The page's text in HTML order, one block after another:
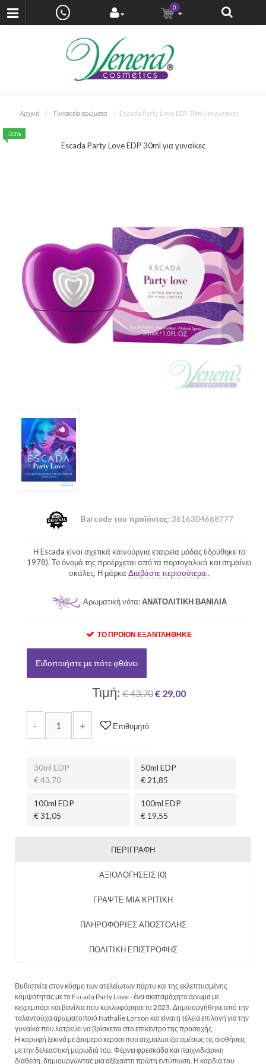
0
Αρχική Γυναικεία αρώματα Escada Party Love EDP 30ml για γυναίκες
Escada Party Love EDP 30ml για γυναίκες
-33%
Barcode του προϊόντος:3616304668777
Η Escada είναι σχετικά καινούργια εταιρεία μόδας (ιδρύθηκε το
1978). Το όνομά της προέρχεται από τα πορτογαλικά και σημαίνει
σκάλες. Η μάρκα Διαβάστε περισσότερα..
Αρωματική νότα:ΑΝΑΤΟΛΙΤΙΚΗ ΒΑΝΙΛΙΑ
ΤΟ ΠΡΟΪΌΝ ΕΞΑΝΤΛΉΘΗΚΕ
Ειδοποιήστε με πότε φθάνει
Τιμή: € 43,70€ 29,00
- + Επιθυμητό
30ml EDP
€ 43,70
50ml EDP
€ 21,85
100ml EDP
€ 31,05
100ml EDP
€ 19,55
ΠΕΡΙΓΡΑΦΉ
ΑΞΙΟΛΟΓΉΣΕΙΣ (0)
ΓΡΑΨΤΕ ΜΙΑ ΚΡΙΤΙΚΗ
ΠΛΗΡΟΦΟΡΙΕΣ ΑΠΟΣΤΟΛΗΣ
ΠΟΛΙΤΙΚΗ ΕΠΙΣΤΡΟΦΗΣ
Βυθιστείτε στον κόσμο των ατελείωτων πάρτυ και της εκλεπτυσμένης
κομψότητας με το Escada Party Love - ένα ακαταμάχητο άρωμα με
κεχριμπάρι και βανίλια που κυκλοφόρησε το 2023. Δημιουργήθηκε από την
ταλαντούχα αρωματοποιό Nathalie Lorson και είναι η τέλεια επιλογή για την
γυναίκα που λατρεύει να βρίσκεται στο επίκεντρο της προσοχής.
Η κορυφή ξεκινά με ζουμερό κεράσι που αιχμαλωτίζει αμέσως τις αισθήσεις
με την δελεαστική μυρωδιά του. Φέρνει φρεσκάδα και παιχνιδιάρικη
διάθεση, δημιουργώντας μια αξέχαστη πρώτη εντύπωση. Η καρδιά του